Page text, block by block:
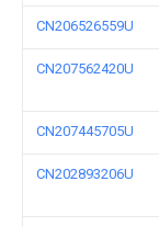
CN206526559U
CN207562420U
CN207445705U
CN202893206U